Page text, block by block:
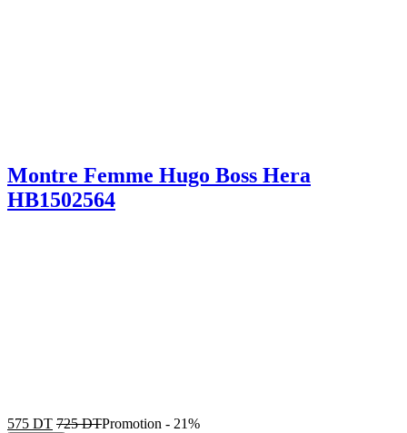
Montre Femme Hugo Boss Hera
HB1502564
575 DT 725DTPromotion - 21%